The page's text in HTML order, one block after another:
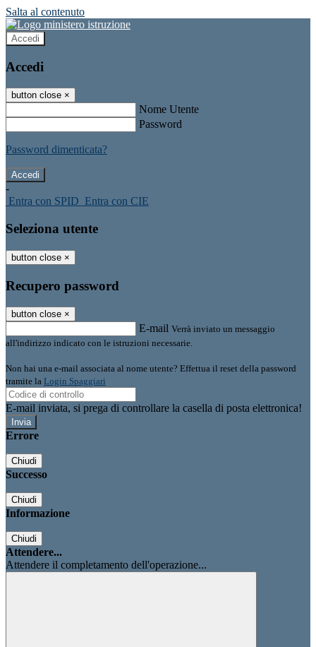
Salta al contenuto
Accedi
Accedi
button close ×
Nome Utente
Password
Password dimenticata?
-
Entra con SPID Entra con CIE
Seleziona utente
button close ×
Recupero password
button close ×
E-mail Verrà inviato un messaggio
all'indirizzo indicato con le istruzioni necessarie.
Non hai una e-mail associata al nome utente? Effettua il reset della password
tramite la Login Spaggiari
E-mail inviata, si prega di controllare la casella di posta elettronica!
Errore
Chiudi
Successo
Chiudi
Informazione
Chiudi
Attendere...
Attendere il completamento dell'operazione...